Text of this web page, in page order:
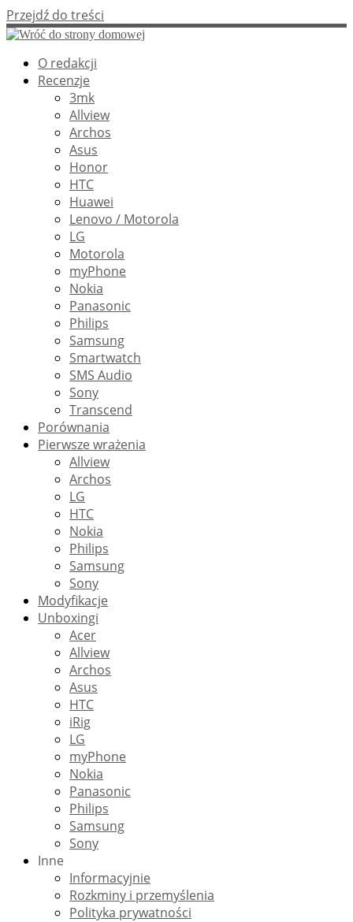
Przejdź do treści
O redakcji
Recenzje
3mk
Allview
Archos
Asus
Honor
HTC
Huawei
Lenovo / Motorola
LG
Motorola
myPhone
Nokia
Panasonic
Philips
Samsung
Smartwatch
SMS Audio
Sony
Transcend
Porównania
Pierwsze wrażenia
Allview
Archos
LG
HTC
Nokia
Philips
Samsung
Sony
Modyfikacje
Unboxingi
Acer
Allview
Archos
Asus
HTC
iRig
LG
myPhone
Nokia
Panasonic
Philips
Samsung
Sony
Inne
Informacyjnie
Rozkminy i przemyślenia
Polityka prywatności